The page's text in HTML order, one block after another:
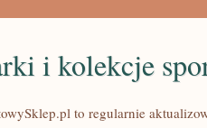
i kolekcje
to regularnie